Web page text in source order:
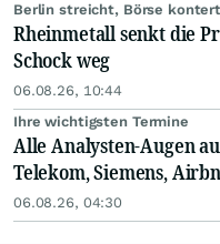
Berlin streicht, Börse kontert
Rheinmetall senkt die
Schock weg
06.08.26, 10:44
Ihre wichtigsten Termine
Alle Analysten-Augen
Telekom, Siemens,
06.08.26, 04:30